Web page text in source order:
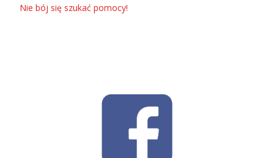
Nie bój się szukać pomocy!